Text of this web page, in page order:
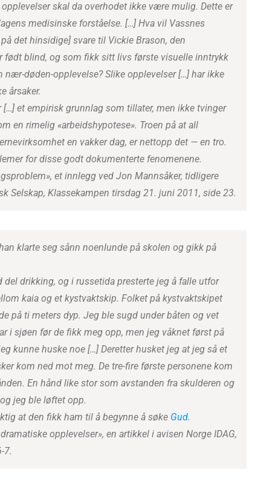
skal da overhodet ikke være mulig. Dette er
medisinske forståelse. […] Hva vil Vassnes
det hinsidige] svare til Vickie Brason, den
født blind, og som fikk sitt livs første visuelle inntrykk
nær-døden-opplevelse? Slike opplevelser […] har ikke
årsaker.
et empirisk grunnlag som tillater, men ikke tvinger
en rimelig «arbeidshypotese». Troen på at all
en vakker dag, er nettopp det — en tro.
for disse godt dokumenterte fenomenene.
et innlegg ved Jon Mannsåker, tidligere
Selskap, Klassekampen tirsdag 21. juni 2011, side 23.
klarte seg sånn noenlunde på skolen og gikk på
del drikking, og i russetida presterte jeg å falle utfor
kaia og et kystvaktskip. Folket på kystvaktskipet
på ti meters dyp. Jeg ble sugd under båten og vet
i sjøen før de fikk meg opp, men jeg våknet først på
kunne huske noe […] Deretter husket jeg at jeg så et
kom ned mot meg. De tre-fire første personene kom
En hånd like stor som avstanden fra skulderen og
jeg ble løftet opp.
at den fikk ham til å begynne å søke Gud.
opplevelser», en artikkel i avisen Norge IDAG,
7.